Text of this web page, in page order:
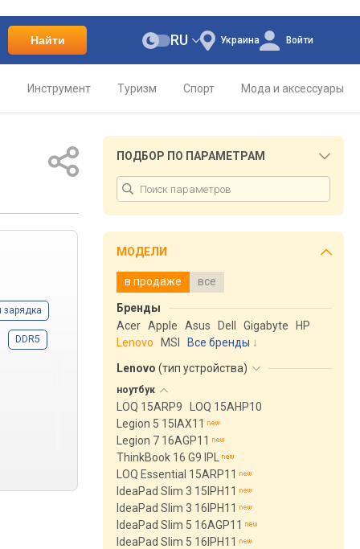
Найти Украина
RU Войти
Инструмент Туризм Спорт Мода и аксессуары
зарядка
DDR5
ПОДБОР ПО ПАРАМЕТРАМ
МОДЕЛИ
в продаже все
Бренды
Acer Apple Asus Dell Gigabyte
HP
Lenovo
MSI
Все бренды
Lenovo (тип устройства)
ноутбук
LOQ 15ARP9
LOQ 15AHP10
Legion 5 15IAX11
Legion 7 16AGP11
ThinkBook 16 G9 IPL
LOQ Essential 15ARP11
IdeaPad Slim 3 15IPH11
IdeaPad Slim 3 16IPH11
IdeaPad Slim 5 16AGP11
IdeaPad Slim 5 16IPH11